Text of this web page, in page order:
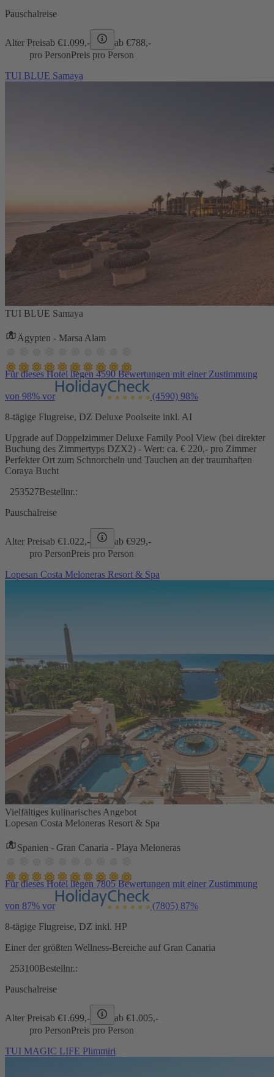
Pauschalreise
Alter Preisab €1.099,- ab €788,-
pro PersonPreis pro Person
TUI BLUE Samaya
TUI BLUE Samaya
Ägypten - Marsa Alam
Für dieses Hotel liegen 4590 Bewertungen mit einer Zustimmung
von 98% vor (4590) 98%
8-tägige Flugreise, DZ Deluxe Poolseite inkl. AI
Upgrade auf Doppelzimmer Deluxe Family Pool View (bei direkter
Buchung des Zimmertyps DZX2) - Wert: ca. € 220,- pro Zimmer
Perfekter Ort zum Schnorcheln und Tauchen an der traumhaften
Coraya Bucht
253527Bestellnr.:
Pauschalreise
Alter Preisab €1.022,- ab €929,-
pro PersonPreis pro Person
Lopesan Costa Meloneras Resort & Spa
Vielfältiges kulinarisches Angebot
Lopesan Costa Meloneras Resort & Spa
Spanien - Gran Canaria - Playa Meloneras
Für dieses Hotel liegen 7805 Bewertungen mit einer Zustimmung
von 87% vor (7805) 87%
8-tägige Flugreise, DZ inkl. HP
Einer der größten Wellness-Bereiche auf Gran Canaria
253100Bestellnr.:
Pauschalreise
Alter Preisab €1.699,- ab €1.005,-
pro PersonPreis pro Person
TUI MAGIC LIFE Plimmiri